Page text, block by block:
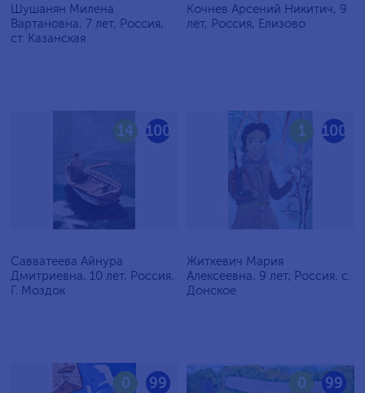
Шушанян Милена
Вартановна, 7 лет, Россия,
ст. Казанская
Кочнев Арсений Никитич, 9
лет, Россия, Елизово
100
14
Савватеева Айнура
Дмитриевна, 10 лет, Россия,
Г. Моздок
100
1
Житкевич Мария
Алексеевна, 9 лет, Россия, c.
Донское
99
0 99
0